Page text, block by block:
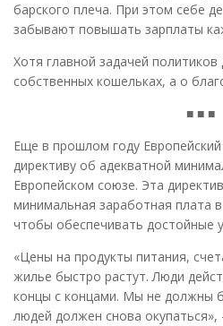
барского плеча. При этом себе
забывают повышать зарплаты
Хотя главной задачей
собственных кошельках, а о
■ ■ ■
Еще в прошлом году
директиву об адекватной
Европейском союзе. Эта
минимальная заработная плата
чтобы обеспечивать достойные
«Цены на продукты питания,
жилье быстро растут. Люди
концы с концами. Мы не должны
людей должен снова окупаться»,